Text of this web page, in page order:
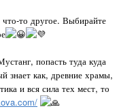
что-то другое. Выбирайте
попасть туда куда
знает как, древние храмы,
и вся сила тех мест, то